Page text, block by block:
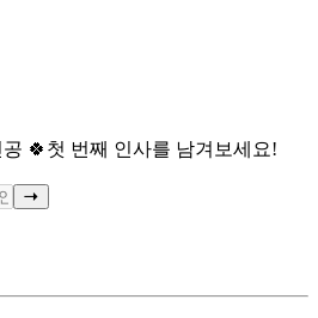
🍀 첫 번째 인사를 남겨보세요!